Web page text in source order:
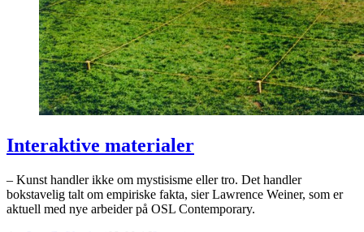
Interaktive materialer
– Kunst handler ikke om mystisisme eller tro. Det handler
bokstavelig talt om empiriske fakta, sier Lawrence Weiner, som er
aktuell med nye arbeider på OSL Contemporary.